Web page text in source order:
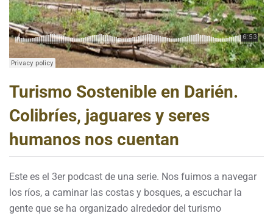
Turismo Sostenible en Darién.
Colibríes, jaguares y seres
humanos nos cuentan
Este es el 3er podcast de una serie. Nos fuimos a navegar
los ríos, a caminar las costas y bosques, a escuchar la
gente que se ha organizado alrededor del turismo